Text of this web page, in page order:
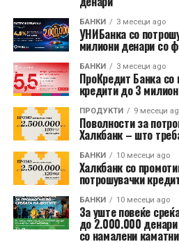
БАНКИ 3 месеци ago
УНИБанка со
милиони денари со
БАНКИ 3 месеци ago
ПроКредит Банка со
кредити до 3
ПРОДУКТИ 9 месеци
Поволности за
Халкбанк – што
БАНКИ 10 месеци ago
Халкбанк со
потрошувачки
БАНКИ 10 месеци ago
За уште повеќе
до 2.000.000
со намалени